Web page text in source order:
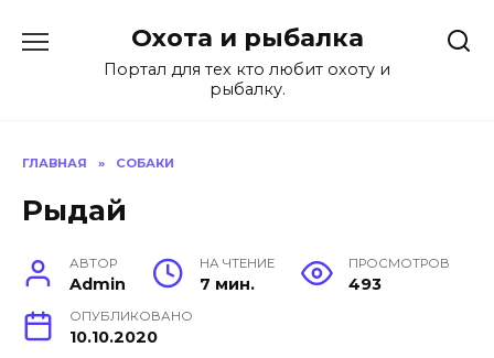
содержанию
Охота и рыбалка
Портал для тех кто любит охоту и
рыбалку.
ГЛАВНАЯ » СОБАКИ
Рыдай
АВТОР
Admin
НА ЧТЕНИЕ
7 мин.
ПРОСМОТРОВ
493
ОПУБЛИКОВАНО
10.10.2020